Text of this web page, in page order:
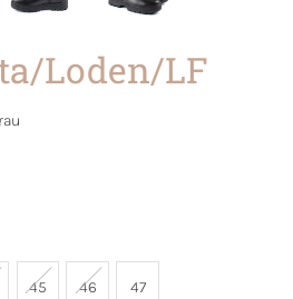
Loden/LF
45 46 47